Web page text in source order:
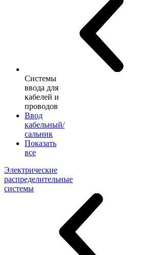
Системы
ввода для
кабелей и
проводов
Ввод
кабельный/
сальник
Показать
все
Электрические
распределительные
системы